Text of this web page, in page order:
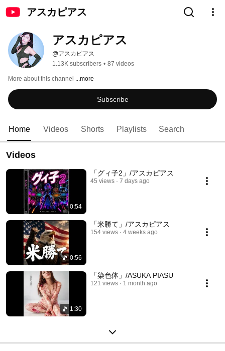
アスカピアス
アスカピアス
@アスカピアス
1.13K subscribers • 87 videos
More about this channel ...more
Subscribe
Home Videos Shorts Playlists Search
Videos
0:54
「グィ子2」/アスカピアス
45 views 7 days ago
0:56
「米勝て」/アスカピアス
154 views 4 weeks ago
1:30
「染色体」⁡/ASUKA PIASU
121 views 1 month ago